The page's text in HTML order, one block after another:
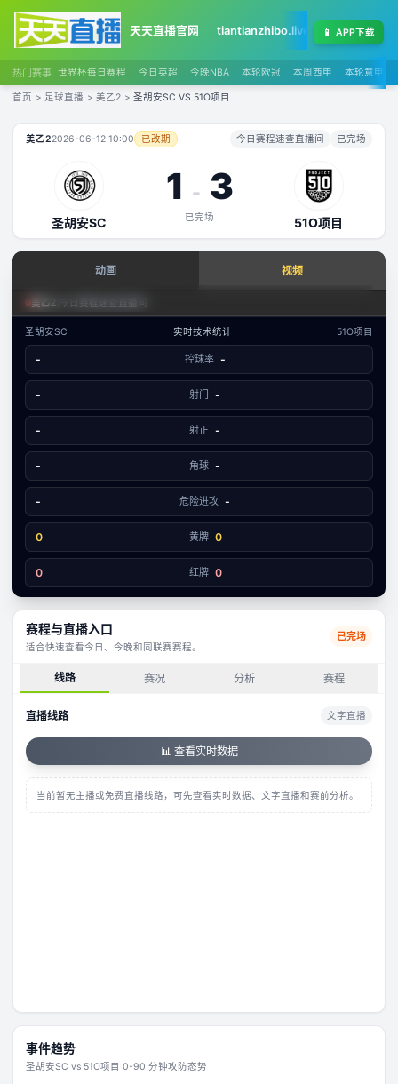
天天直播官网 tiantianzhibo.live 天天足球赛程
📱 APP下载
热门赛事 世界杯每日赛程 今日英超 今晚NBA 本轮欧冠 本周西甲 本轮意甲
首页 > 足球直播 > 美乙2 > 圣胡安SC VS 51O项目
圣胡安SC 51O项目直播
美乙22026-06-12 10:00 已改期 今日赛程速查直播间 已完场
圣胡安SC
1 - 3
已完场 51O项目
动画 视频
美乙2 今日赛程速查直播间
美乙2·攻防态势
已结束
圣胡安SC
1
数据视图
-
51O项目
3
足球场景态势
圣胡安SC 实时技术统计 51O项目
- 控球率 -
- 射门 -
- 射正 -
- 角球 -
- 危险进攻 -
0 黄牌 0
0 红牌 0
赛程与直播入口
适合快速查看今日、今晚和同联赛赛程。
已完场
线路 赛况 分析 赛程
直播线路 文字直播
📊 查看实时数据
当前暂无主播或免费直播线路，可先查看实时数据、文字直播和赛前分析。
事件趋势
圣胡安SC vs 51O项目 0-90 分钟攻防态势